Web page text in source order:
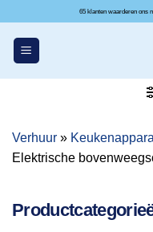
inhoud
65
Verhuur »
Elektrische